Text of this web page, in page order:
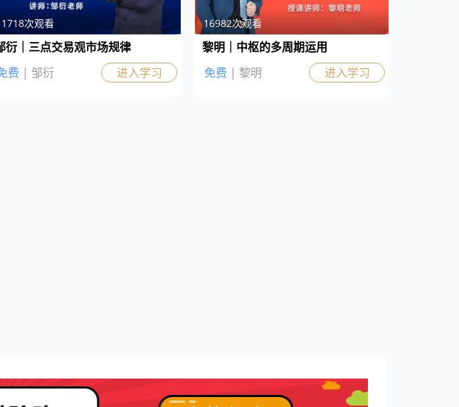
次观看
衍｜三点交易观市场规律
费 | 邹衍 进入学习
16982次观看
黎明｜中枢的多周期运用
免费 | 黎明 进入学习